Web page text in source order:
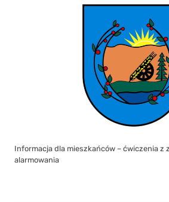
Informacja dla mieszkańców – ćwiczenia z
alarmowania